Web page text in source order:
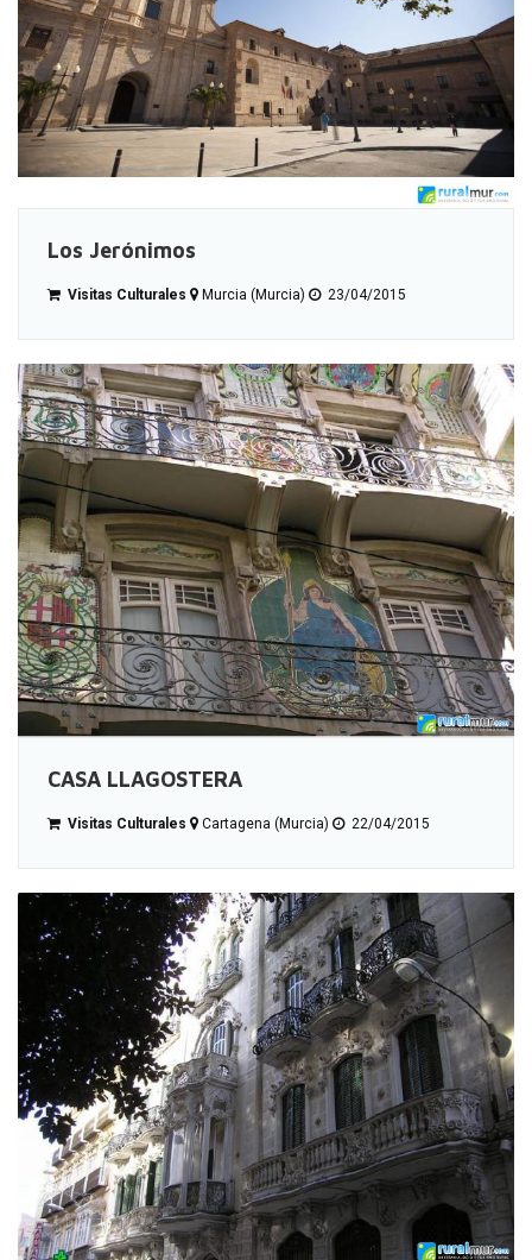
Los Jerónimos
Visitas Culturales Murcia (Murcia) 23/04/2015
CASA LLAGOSTERA
Visitas Culturales Cartagena (Murcia) 22/04/2015